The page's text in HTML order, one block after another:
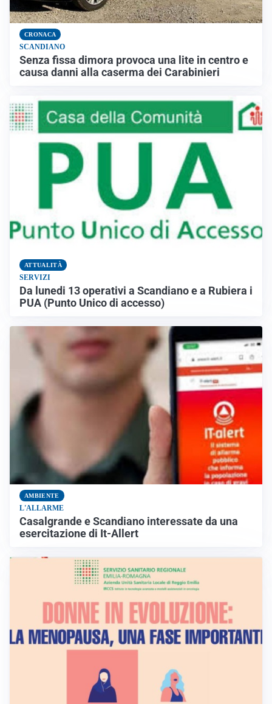
CRONACA
SCANDIANO
Senza fissa dimora provoca una lite in centro e
causa danni alla caserma dei Carabinieri
ATTUALITÀ
SERVIZI
Da lunedi 13 operativi a Scandiano e a Rubiera i
PUA (Punto Unico di accesso)
AMBIENTE
L'ALLARME
Casalgrande e Scandiano interessate da una
esercitazione di It-Allert